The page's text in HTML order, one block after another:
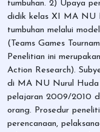
tumbuhan. 2) Upaya
didik kelas XI MA NU
tumbuhan melalui
(Teams Games
Penelitian ini
Action Research).
di MA NU Nurul Huda
pelajaran 2009/2010
orang. Prosedur
perencanaan,